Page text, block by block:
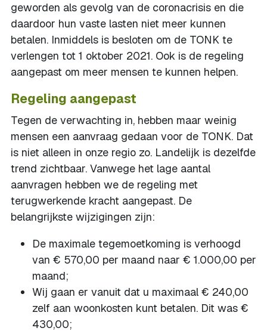
geworden als gevolg van de coronacrisis en die
daardoor hun vaste lasten niet meer kunnen
betalen. Inmiddels is besloten om de TONK te
verlengen tot 1 oktober 2021. Ook is de regeling
aangepast om meer mensen te kunnen helpen.
Regeling aangepast
Tegen de verwachting in, hebben maar weinig
mensen een aanvraag gedaan voor de TONK. Dat
is niet alleen in onze regio zo. Landelijk is dezelfde
trend zichtbaar. Vanwege het lage aantal
aanvragen hebben we de regeling met
terugwerkende kracht aangepast. De
belangrijkste wijzigingen zijn:
De maximale tegemoetkoming is verhoogd
van € 570,00 per maand naar € 1.000,00 per
maand;
Wij gaan er vanuit dat u maximaal € 240,00
zelf aan woonkosten kunt betalen. Dit was €
430,00;